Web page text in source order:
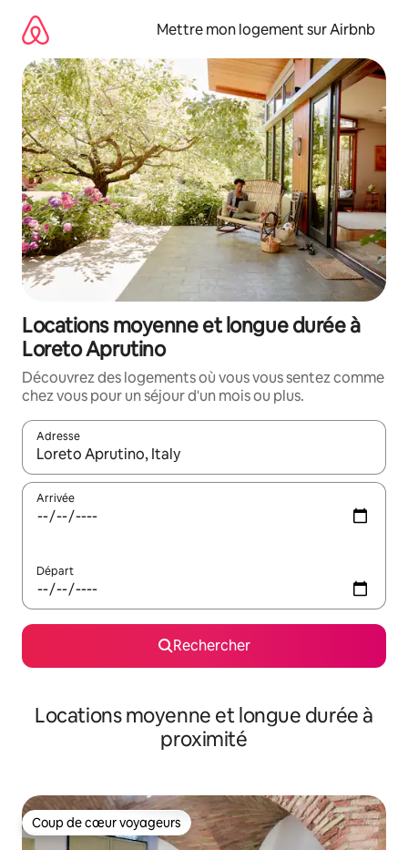
directement
contenu
Mettre mon logement sur Airbnb
Locations moyenne et longue durée à
Loreto Aprutino
Découvrez des logements où vous vous sentez comme
chez vous pour un séjour d'un mois ou plus.
Adresse
Lorsque les résultats s'affichent, utilisez les flèches vers le
Arrivée
Départ
Rechercher
Locations moyenne et longue durée à
proximité
Coup de cœur voyageurs
Coup de cœur voyageurs